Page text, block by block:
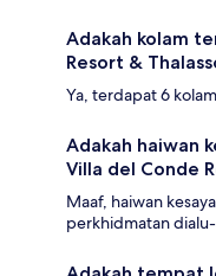
Adakah kolam
Resort &
Ya, terdapat 6
Adakah haiwan
Villa del Conde
Maaf, haiwan
perkhidmatan